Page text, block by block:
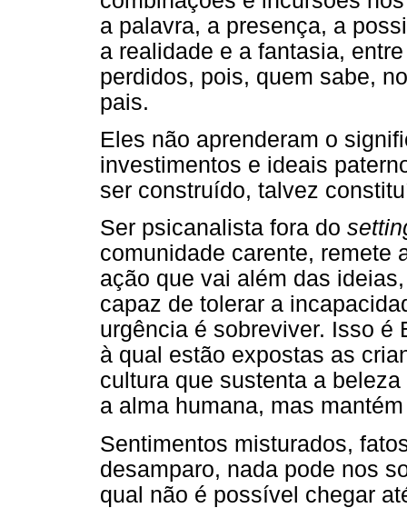
a palavra, a presença, a
a realidade e a fantasia,
perdidos, pois, quem sabe,
pais.
Eles não aprenderam o
investimentos e ideais
ser construído, talvez
Ser psicanalista fora do
comunidade carente, remete
ação que vai além das
capaz de tolerar a
urgência é sobreviver. Isso é
à qual estão expostas as
cultura que sustenta a
a alma humana, mas
Sentimentos misturados,
desamparo, nada pode nos
qual não é possível chegar